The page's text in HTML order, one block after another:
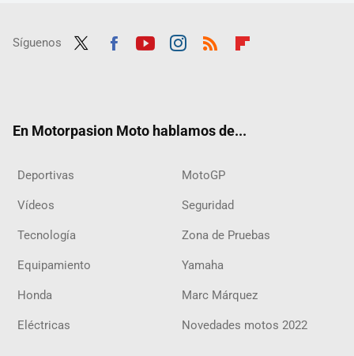
Síguenos
En Motorpasion Moto hablamos de...
Deportivas MotoGP
Vídeos Seguridad
Tecnología Zona de Pruebas
Equipamiento Yamaha
Honda Marc Márquez
Eléctricas Novedades motos 2022